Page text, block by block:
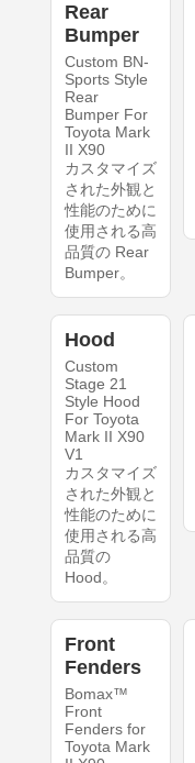
Rear
Bumper
Custom BN-
Sports Style
Rear
Bumper For
Toyota Mark
II X90
カスタマイズ
された外観と
性能のために
使用される高
品質の Rear
Bumper。
Hood
Custom
Stage 21
Style Hood
For Toyota
Mark II X90
V1
カスタマイズ
された外観と
性能のために
使用される高
品質の
Hood。
Front
Fenders
Bomax™
Front
Fenders for
Toyota Mark